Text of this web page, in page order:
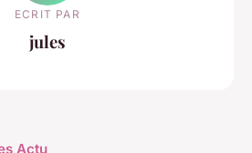
ECRIT PAR
jules
Actu